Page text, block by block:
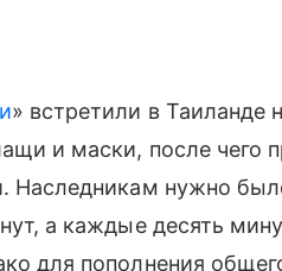
» встретили в Таиланде
и маски, после чего
Наследникам нужно
а каждые десять
для пополнения